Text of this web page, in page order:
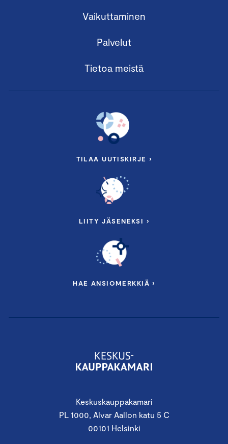
Keskuskauppakamari
PL 1000, Alvar Aallon katu 5 C
00101 Helsinki
Vaikuttaminen
Palvelut
Tietoa meistä
TILAA UUTISKIRJE ›
LIITY JÄSENEKSI ›
HAE ANSIOMERKKIÄ ›